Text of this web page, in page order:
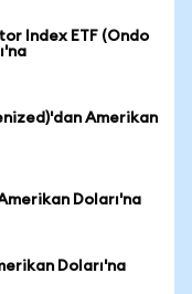
Index ETF (Ondo
Amerikan
Doları'na
Doları'na